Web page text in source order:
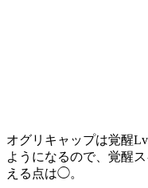
オグリキャップは覚醒
ようになるので、覚醒
える点は◯。